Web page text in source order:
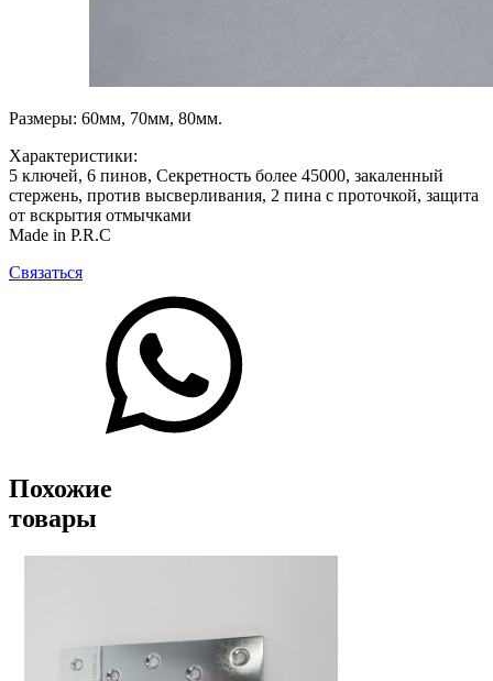
Размеры: 60мм, 70мм, 80мм.
Характеристики:
5 ключей, 6 пинов, Секретность более 45000, закаленный
стержень, против высверливания, 2 пина с проточкой, защита
от вскрытия отмычками
Made in P.R.C
Связаться
Похожие
товары